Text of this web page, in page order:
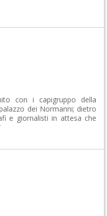
con i capigruppo della
dei Normanni; dietro
e giornalisti in attesa che